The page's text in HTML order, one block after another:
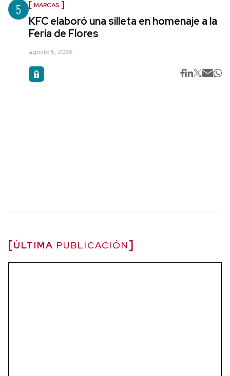
5 MARCAS
KFC elaboró una silleta en homenaje a la
Feria de Flores
agosto 5, 2026
ÚLTIMA PUBLICACIÓN